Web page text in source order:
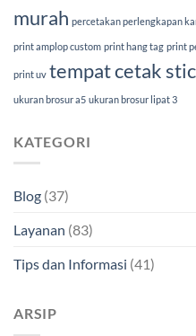
murah percetakan perlengkapan
print amplop custom print hang tag print
print uv tempat cetak
ukuran brosur a5 ukuran brosur lipat 3
KATEGORI
Blog (37)
Layanan (83)
Tips dan Informasi (41)
ARSIP